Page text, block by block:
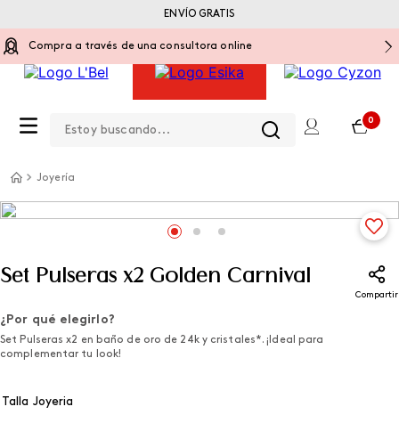
Compra a través de una consultora online
0
ENVÍO GRATIS
Joyería
Set Pulseras x2 Golden Carnival
Compartir
¿Por qué elegirlo?
Set Pulseras x2 en baño de oro de 24k y cristales*. ¡Ideal para
complementar tu look!
Talla Joyeria